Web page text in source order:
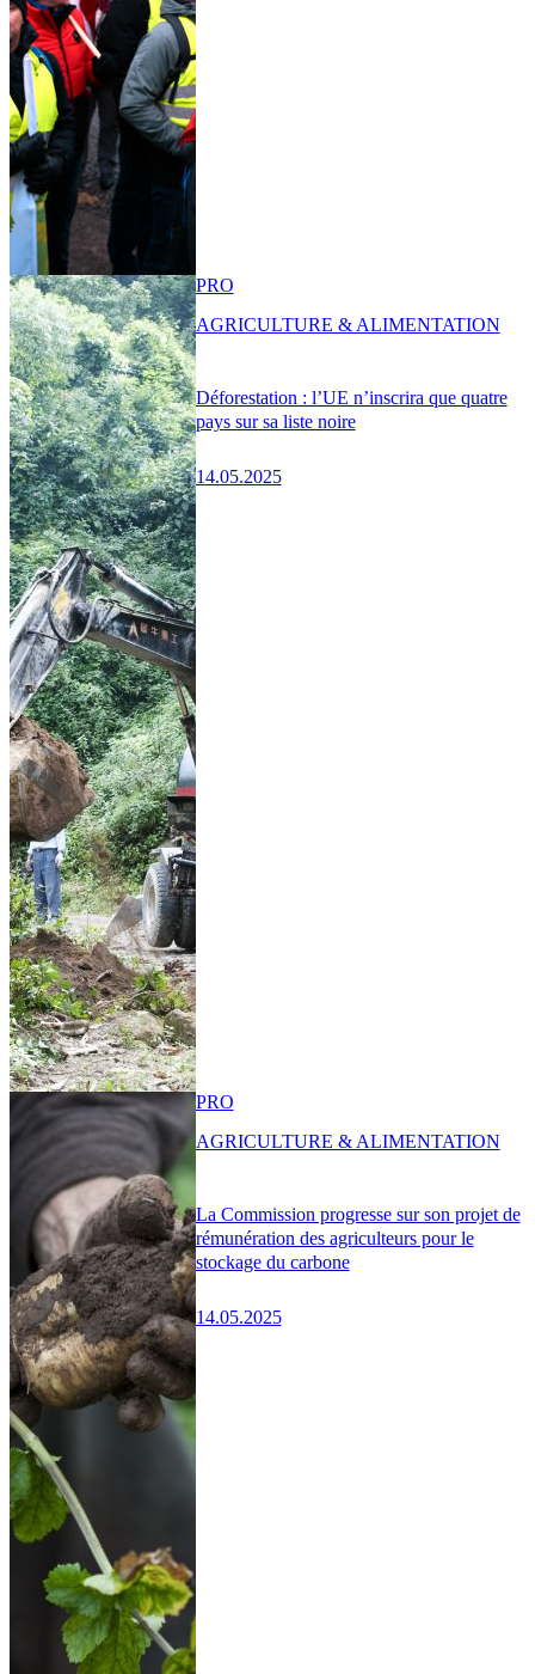
Déforestation : l’UE n’inscrira que quatre
pays sur sa liste noire
14.05.2025
PRO
AGRICULTURE & ALIMENTATION
La Commission progresse sur son projet de
rémunération des agriculteurs pour le
stockage du carbone
14.05.2025
PRO
AGRICULTURE & ALIMENTATION